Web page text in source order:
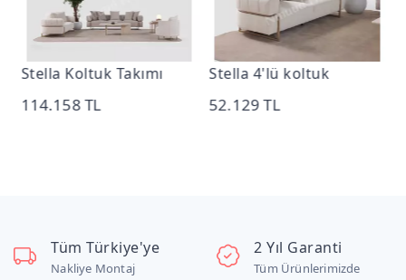
Stella Koltuk Takımı
114.158 TL
Stella 4'lü koltuk
52.129 TL
Tüm Türkiye'ye
Nakliye Montaj
2 Yıl Garanti
Tüm Ürünlerimizde